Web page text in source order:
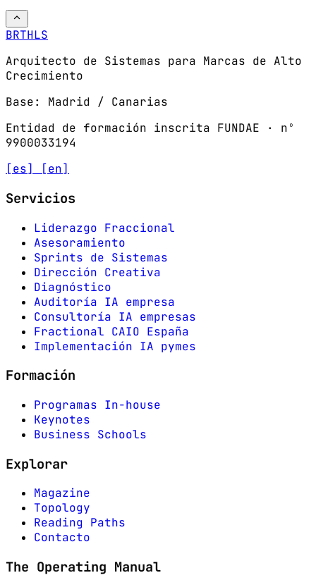
BRTHLS
Arquitecto de Sistemas para Marcas de Alto
Crecimiento
Base: Madrid / Canarias
Entidad de formación inscrita FUNDAE · nº
9900033194
[es]
[en]
Servicios
Liderazgo Fraccional
Asesoramiento
Sprints de Sistemas
Dirección Creativa
Diagnóstico
Auditoría IA empresa
Consultoría IA empresas
Fractional CAIO España
Implementación IA pymes
Formación
Programas In-house
Keynotes
Business Schools
Explorar
Magazine
Topology
Reading Paths
Contacto
The Operating Manual